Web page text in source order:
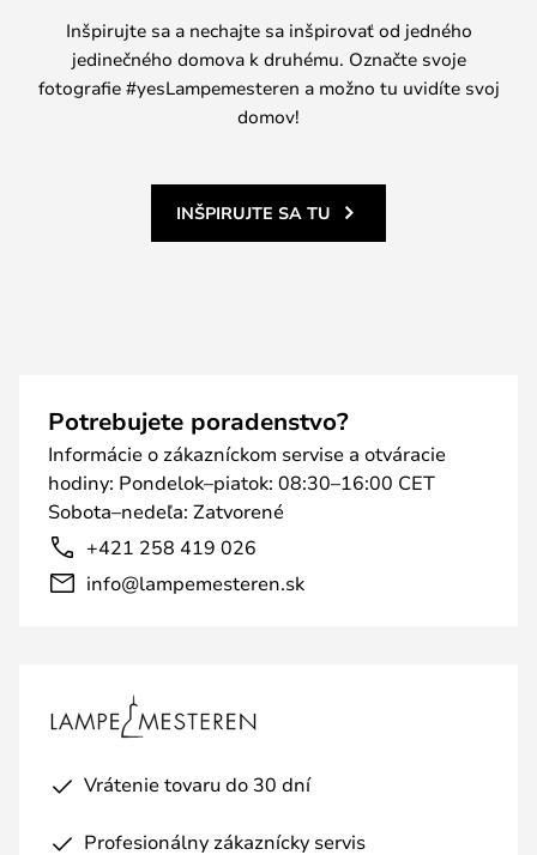
Inšpirujte sa a nechajte sa inšpirovať od jedného
jedinečného domova k druhému. Označte svoje
fotografie #yesLampemesteren a možno tu uvidíte svoj
domov!
INŠPIRUJTE SA TU
Potrebujete poradenstvo?
Informácie o zákazníckom servise a otváracie
hodiny: Pondelok–piatok: 08:30–16:00 CET
Sobota–nedeľa: Zatvorené
+421 258 419 026
info@lampemesteren.sk
Vrátenie tovaru do 30 dní
Profesionálny zákaznícky servis